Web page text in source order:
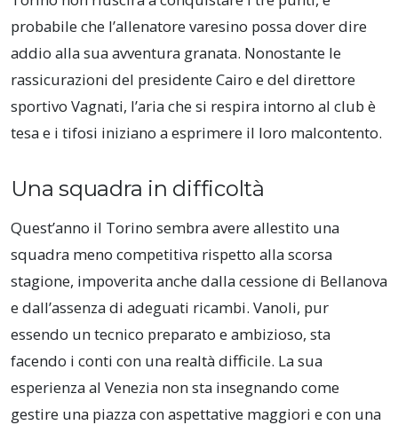
probabile che l’allenatore varesino possa dover dire
addio alla sua avventura granata. Nonostante le
rassicurazioni del presidente Cairo e del direttore
sportivo Vagnati, l’aria che si respira intorno al club è
tesa e i tifosi iniziano a esprimere il loro malcontento.
Una squadra in difficoltà
Quest’anno il Torino sembra avere allestito una
squadra meno competitiva rispetto alla scorsa
stagione, impoverita anche dalla cessione di Bellanova
e dall’assenza di adeguati ricambi. Vanoli, pur
essendo un tecnico preparato e ambizioso, sta
facendo i conti con una realtà difficile. La sua
esperienza al Venezia non sta insegnando come
gestire una piazza con aspettative maggiori e con una